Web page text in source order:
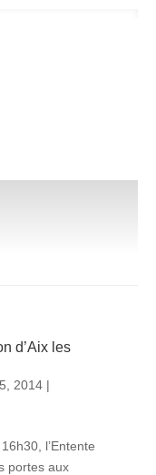
d’Aix les
2014|
l’Entente
portes aux